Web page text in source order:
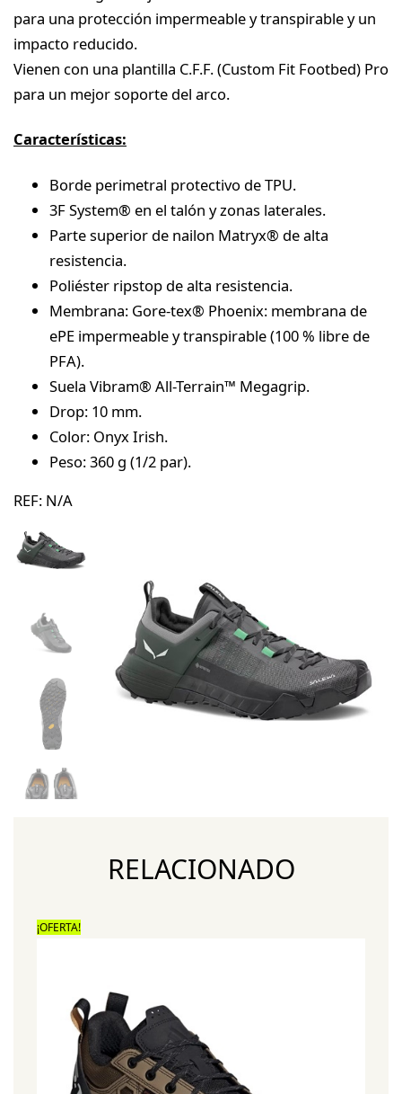
para una protección impermeable y transpirable y un
impacto reducido.
Vienen con una plantilla C.F.F. (Custom Fit Footbed) Pro
para un mejor soporte del arco.
Características:
Borde perimetral protectivo de TPU.
3F System® en el talón y zonas laterales.
Parte superior de nailon Matryx® de alta
resistencia.
Poliéster ripstop de alta resistencia.
Membrana: Gore-tex® Phoenix: membrana de
ePE impermeable y transpirable (100 % libre de
PFA).
Suela Vibram® All-Terrain™ Megagrip.
Drop: 10 mm.
Color: Onyx Irish.
Peso: 360 g (1/2 par).
REF: N/A
RELACIONADO
¡OFERTA!